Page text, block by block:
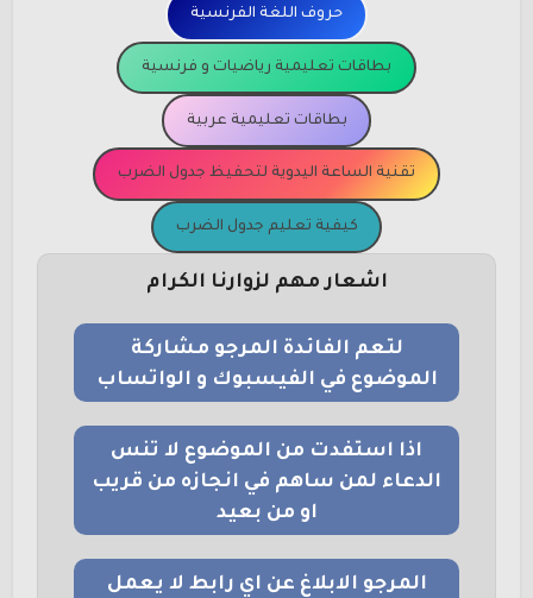
حروف اللغة الفرنسية
بطاقات تعليمية رياضيات و فرنسية
بطاقات تعليمية عربية
تقنية الساعة اليدوية لتحفيظ جدول الضرب
كيفية تعليم جدول الضرب
اشعار مهم لزوارنا الكرام
لتعم الفائدة المرجو مشاركة
الموضوع في الفيسبوك و الواتساب
اذا استفدت من الموضوع لا تنس
الدعاء لمن ساهم في انجازه من قريب
او من بعيد
المرجو الابلاغ عن اي رابط لا يعمل